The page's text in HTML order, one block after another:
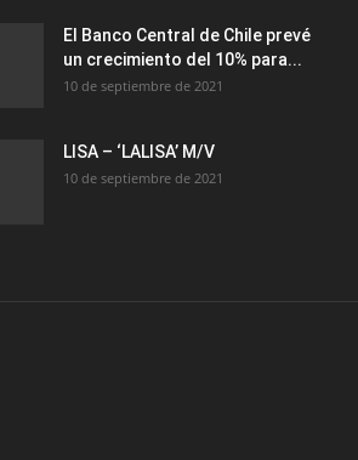
El Banco Central de Chile prevé
un crecimiento del 10% para...
10 de septiembre de 2021
LISA – ‘LALISA’ M/V
10 de septiembre de 2021